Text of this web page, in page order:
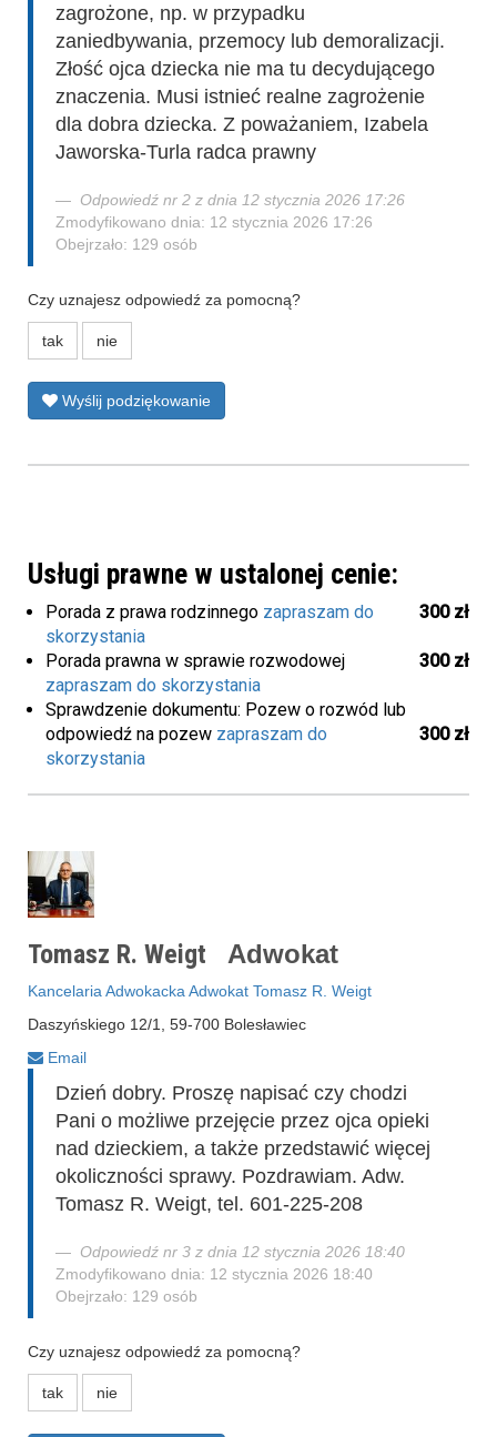
zagrożone, np. w przypadku
zaniedbywania, przemocy lub demoralizacji.
Złość ojca dziecka nie ma tu decydującego
znaczenia. Musi istnieć realne zagrożenie
dla dobra dziecka. Z poważaniem, Izabela
Jaworska-Turla radca prawny
Odpowiedź nr 2 z dnia 12 stycznia 2026 17:26
Zmodyfikowano dnia: 12 stycznia 2026 17:26
Obejrzało: 129 osób
Czy uznajesz odpowiedź za pomocną?
tak nie
Wyślij podziękowanie
Usługi prawne w ustalonej cenie:
Porada z prawa rodzinnego 300 zł
zapraszam do
skorzystania
Porada prawna w sprawie rozwodowej
300 zł
zapraszam do skorzystania
Sprawdzenie dokumentu: Pozew o rozwód lub
odpowiedź na pozew
300 zł
zapraszam do
skorzystania
Tomasz R. Weigt Adwokat
Kancelaria Adwokacka Adwokat Tomasz R. Weigt
Daszyńskiego 12/1, 59-700 Bolesławiec
Email
Dzień dobry. Proszę napisać czy chodzi
Pani o możliwe przejęcie przez ojca opieki
nad dzieckiem, a także przedstawić więcej
okoliczności sprawy. Pozdrawiam. Adw.
Tomasz R. Weigt, tel. 601-225-208
Odpowiedź nr 3 z dnia 12 stycznia 2026 18:40
Zmodyfikowano dnia: 12 stycznia 2026 18:40
Obejrzało: 129 osób
Czy uznajesz odpowiedź za pomocną?
tak nie